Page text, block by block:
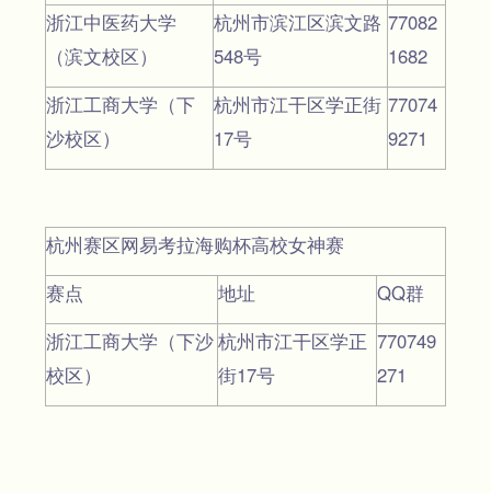
浙江中医药大学
（滨文校区）
杭州市滨江区滨文路
548号
77082
1682
浙江工商大学（下
沙校区）
杭州市江干区学正街
17号
77074
9271
杭州赛区网易考拉海购杯高校女神赛
赛点
地址
QQ群
浙江工商大学（下沙
校区）
杭州市江干区学正
街17号
770749
271